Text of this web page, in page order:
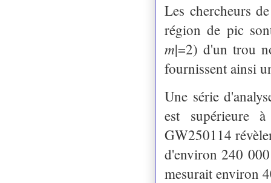
Les chercheurs
région de pic
𝑚|=2) d'un trou
fournissent ainsi
Une série
est supérieure
GW250114
d'environ 240
mesurait environ